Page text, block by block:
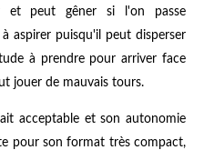
et peut gêner si l'on passe
aspirer puisqu'il peut disperser
à prendre pour arriver face
jouer de mauvais tours.
acceptable et son autonomie
pour son format très compact,